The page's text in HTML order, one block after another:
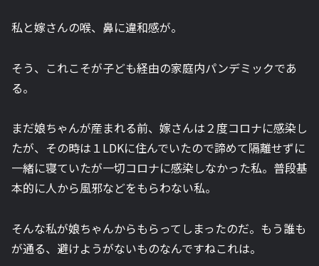
私と嫁さんの喉、鼻に違和感が。
そう、これこそが子ども経由の家庭内パンデミックであ
る。
まだ娘ちゃんが産まれる前、嫁さんは２度コロナに感染し
たが、その時は１LDKに住んでいたので諦めて隔離せずに
一緒に寝ていたが一切コロナに感染しなかった私。普段基
本的に人から風邪などをもらわない私。
そんな私が娘ちゃんからもらってしまったのだ。もう誰も
が通る、避けようがないものなんですねこれは。